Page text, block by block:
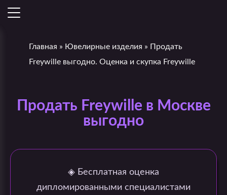
Главная » Ювелирные изделия » Продать
Freywille выгодно. Оценка и скупка Freywille
Продать Freywille в Москве
выгодно
◈ Бесплатная оценка
дипломированными специалистами